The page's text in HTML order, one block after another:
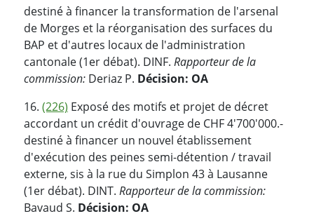
destiné à financer la transformation de l'arsenal
de Morges et la réorganisation des surfaces du
BAP et d'autres locaux de l'administration
cantonale (1er débat). DINF. Rapporteur de la
commission: Deriaz P. Décision: OA
16. (226) Exposé des motifs et projet de décret
accordant un crédit d'ouvrage de CHF 4'700'000.-
destiné à financer un nouvel établissement
d'exécution des peines semi-détention / travail
externe, sis à la rue du Simplon 43 à Lausanne
(1er débat). DINT. Rapporteur de la commission:
Bavaud S. Décision: OA